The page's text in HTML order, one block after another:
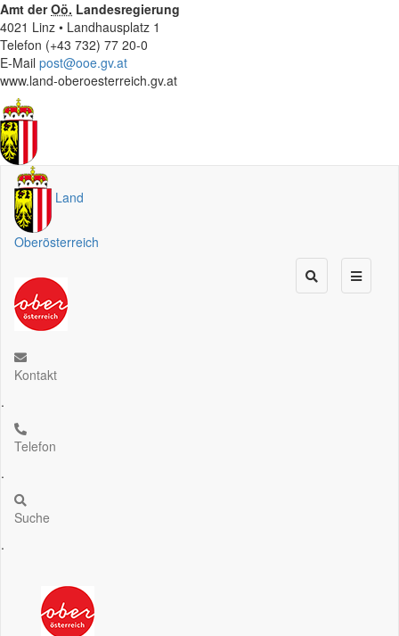
Amt derOö. Landesregierung
4021 Linz • Landhausplatz 1
Telefon (+43 732) 77 20-0
E-Mail post@ooe.gv.at
www.land-oberoesterreich.gv.at
Land
Oberösterreich
Kontakt
.
Telefon
.
Suche
.